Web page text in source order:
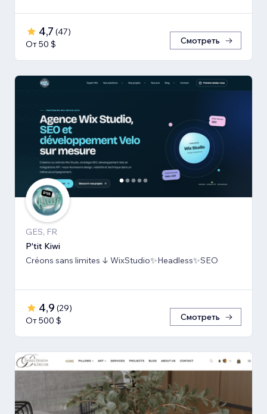
4,7 (47)
От 50 $
Смотреть
GES, FR
P'tit Kiwi
Créons sans limites ↓ WixStudio✨Headless✨SEO
4,9 (29)
От 500 $
Смотреть